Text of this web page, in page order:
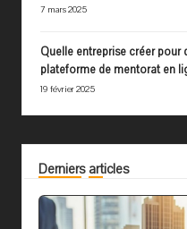
7 mars 2025
Quelle entreprise créer pour
plateforme de mentorat en
19 février 2025
Derniers articles